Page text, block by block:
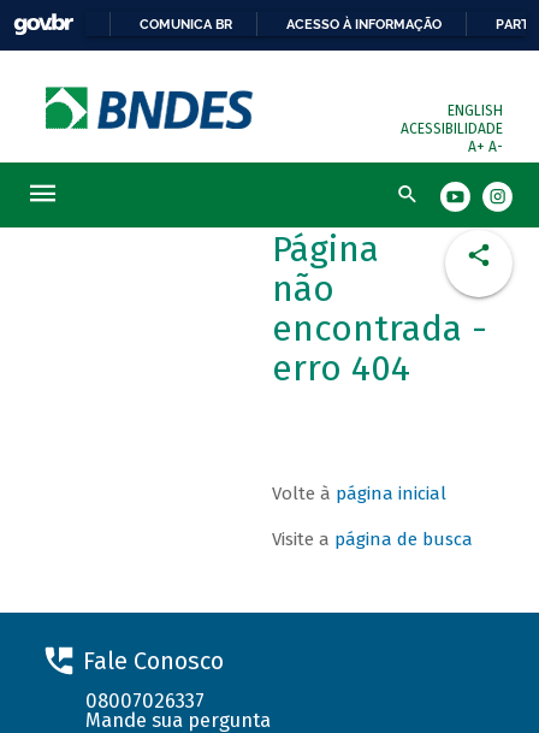
COMUNICA BR ACESSO À INFORMAÇÃO
ENGLISH
ACESSIBILIDADE
A+ A-
Busca
Página
não
encontrada -
erro 404
Volte à página inicial
Visite a página de busca
Fale Conosco
08007026337
Mande sua pergunta